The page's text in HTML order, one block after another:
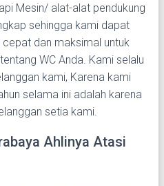
Mesin/ alat-alat pendukung
sehingga kami dapat
dan maksimal untuk
WC Anda. Kami selalu
kami, Karena kami
selama ini adalah karena
setia kami.
Ahlinya Atasi